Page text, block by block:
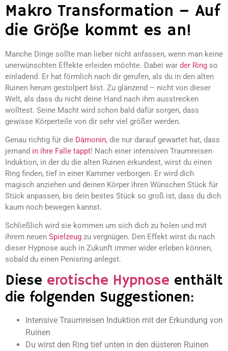
Makro Transformation – Auf
die Größe kommt es an!
Manche Dinge sollte man lieber nicht anfassen, wenn man keine
unerwünschten Effekte erleiden möchte. Dabei war der Ring so
einladend. Er hat förmlich nach dir gerufen, als du in den alten
Ruinen herum gestolpert bist. Zu glänzend – nicht von dieser
Welt, als dass du nicht deine Hand nach ihm ausstrecken
wolltest. Seine Macht wird schon bald dafür sorgen, dass
gewisse Körperteile von dir sehr viel größer werden.
Genau richtig für die Dämonin, die nur darauf gewartet hat, dass
jemand in ihre Falle tappt! Nach einer intensiven Traumreisen
Induktion, in der du die alten Ruinen erkundest, wirst du einen
Ring finden, tief in einer Kammer verborgen. Er wird dich
magisch anziehen und deinen Körper ihren Wünschen Stück für
Stück anpassen, bis dein bestes Stück so groß ist, dass du dich
kaum noch bewegen kannst.
Schließlich wird sie kommen um sich dich zu holen und mit
ihrem neuen Spielzeug zu vergnügen. Den Effekt wirst du nach
dieser Hypnose auch in Zukunft immer wider erleben können,
sobald du einen Penisring anlegst.
Diese erotische Hypnose enthält
die folgenden Suggestionen:
Intensive Traumreisen Induktion mit der Erkundung von
Ruinen
Du wirst den Ring tief unten in den düsteren Ruinen